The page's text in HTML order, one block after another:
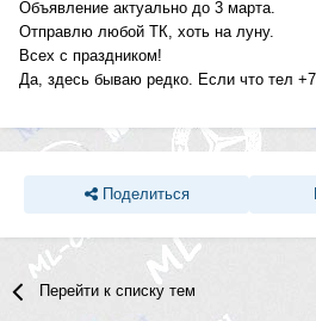
Объявление актуально до 3 марта.
Отправлю любой ТК, хоть на луну.
Всех с праздником!
Да, здесь бываю редко. Если что тел
Поделиться
Перейти к списку тем